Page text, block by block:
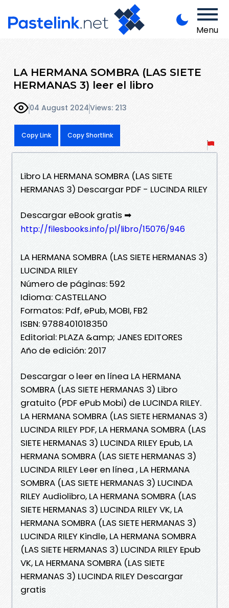
Menu
LA HERMANA SOMBRA (LAS SIETE
HERMANAS 3) leer el libro
04 August 2024Views: 213
Copy Link Copy Shortlink
Libro LA HERMANA SOMBRA (LAS SIETE
HERMANAS 3) Descargar PDF - LUCINDA RILEY
Descargar eBook gratis ➡
http://filesbooks.info/pl/libro/15076/946
LA HERMANA SOMBRA (LAS SIETE HERMANAS 3)
LUCINDA RILEY
Número de páginas: 592
Idioma: CASTELLANO
Formatos: Pdf, ePub, MOBI, FB2
ISBN: 9788401018350
Editorial: PLAZA &amp; JANES EDITORES
Año de edición: 2017
Descargar o leer en línea LA HERMANA
SOMBRA (LAS SIETE HERMANAS 3) Libro
gratuito (PDF ePub Mobi) de LUCINDA RILEY.
LA HERMANA SOMBRA (LAS SIETE HERMANAS 3)
LUCINDA RILEY PDF, LA HERMANA SOMBRA (LAS
SIETE HERMANAS 3) LUCINDA RILEY Epub, LA
HERMANA SOMBRA (LAS SIETE HERMANAS 3)
LUCINDA RILEY Leer en línea , LA HERMANA
SOMBRA (LAS SIETE HERMANAS 3) LUCINDA
RILEY Audiolibro, LA HERMANA SOMBRA (LAS
SIETE HERMANAS 3) LUCINDA RILEY VK, LA
HERMANA SOMBRA (LAS SIETE HERMANAS 3)
LUCINDA RILEY Kindle, LA HERMANA SOMBRA
(LAS SIETE HERMANAS 3) LUCINDA RILEY Epub
VK, LA HERMANA SOMBRA (LAS SIETE
HERMANAS 3) LUCINDA RILEY Descargar
gratis